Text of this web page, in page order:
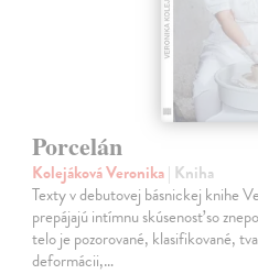
Porcelán
Kolejáková Veronika| Kniha
Texty v debutovej básnickej knihe
prepájajú intímnu skúsenosť so
telo je pozorované, klasifikované,
deformácii,…